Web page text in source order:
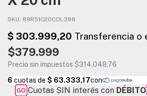
SKU: 89R51C20COL388
$379.999
Precio sin impuestos $314.048,76
Cuotas SIN interés con DÉBITO